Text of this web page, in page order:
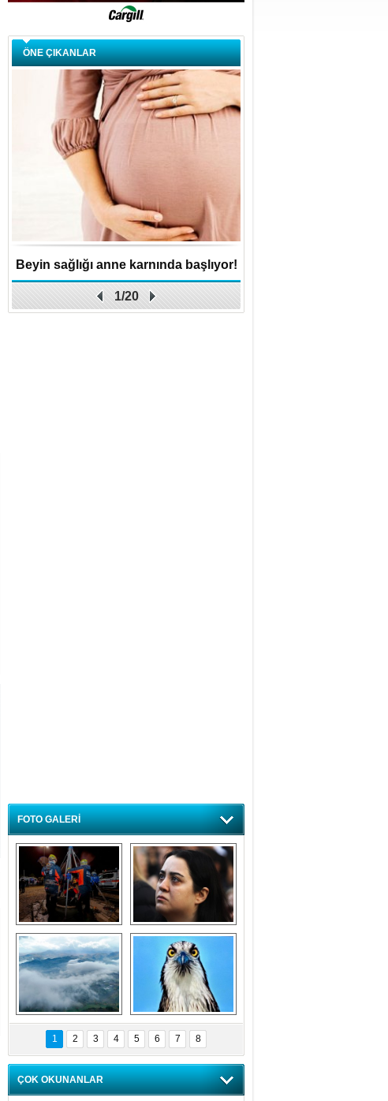
ÖNE ÇIKANLAR
Beyin sağlığı anne karnında başlıyor!
1/20
FOTO GALERİ
Bursa'da deprem
tatbikatı gerçeğini
aratmadı
Özlem ve minnetle
anıyoruz
Bursa'dan
büyüleyen
fotoğraflar
Balık Kartalı
Bursa’da
görüntülendi
1 2 3 4 5 6 7 8
ÇOK OKUNANLAR